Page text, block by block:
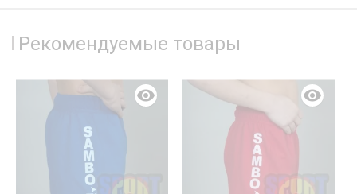
Рекомендуемые товары